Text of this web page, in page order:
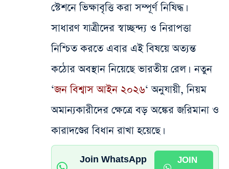
স্টেশনে ভিক্ষাবৃত্তি করা সম্পূর্ণ নিষিদ্ধ।
সাধারণ যাত্রীদের স্বাচ্ছন্দ্য ও নিরাপত্তা
নিশ্চিত করতে এবার এই বিষয়ে অত্যন্ত
কঠোর অবস্থান নিয়েছে ভারতীয় রেল। নতুন
‘জন বিশ্বাস আইন ২০২৬‘ অনুযায়ী, নিয়ম
অমান্যকারীদের ক্ষেত্রে বড় অঙ্কের জরিমানা ও
কারাদণ্ডের বিধান রাখা হয়েছে।
Join WhatsApp
JOIN